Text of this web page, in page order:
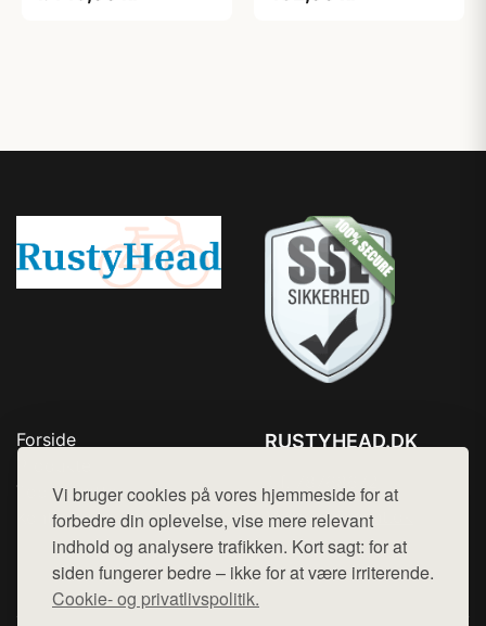
Vi bruger cookies på vores hjemmeside for at
forbedre din oplevelse, vise mere relevant
indhold og analysere trafikken. Kort sagt: for at
siden fungerer bedre – ikke for at være irriterende.
Cookie- og privatlivspolitik.
Forside
Top Rabatter
Kontakt
RUSTYHEAD.DK
Mail: hej@want.dk
Cookie- og privatlivspolitik